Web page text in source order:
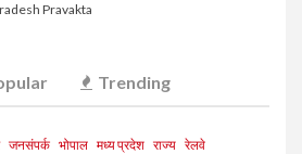
Pravakta
Trending
जनसंपर्क भोपाल मध्य प्रदेश राज्य रेलवे